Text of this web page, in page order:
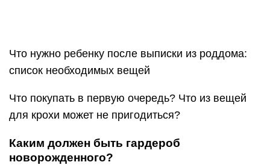
Что нужно ребенку после выписки из роддома:
список необходимых вещей
Что покупать в первую очередь? Что из вещей
для крохи может не пригодиться?
Каким должен быть гардероб
новорожденного?